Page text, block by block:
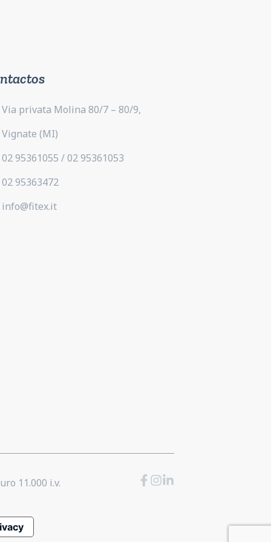
Via privata Molina 80/7 – 80/9,
Vignate (MI)
02 95361055 / 02 95361053
02 95363472
info@fitex.it
11.000 i.v.